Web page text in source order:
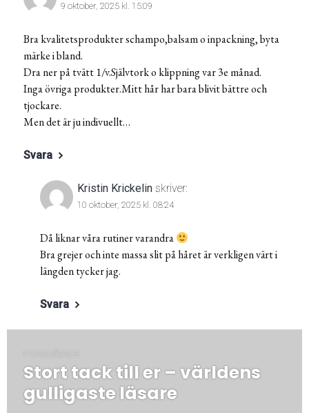
9 oktober, 2025 kl. 15:09
Bra kvalitetsprodukter schampo,balsam o inpackning, byta
märke i bland.
Dra ner på tvätt 1/v.Självtork o klippning var 3e månad.
Inga övriga produkter.Mitt hår har bara blivit bättre och
tjockare.
Men det är ju indivuellt…
Svara
Kristin Krickelin skriver:
10 oktober, 2025 kl. 08:24
Då liknar våra rutiner varandra
Bra grejer och inte massa slit på håret är verkligen värt i
längden tycker jag.
Svara
FÖREGÅENDE
Föregående
post:
Stort tack till er – världens
gulligaste läsare